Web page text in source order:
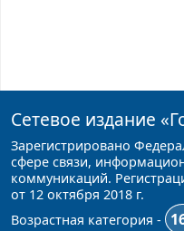
Сетевое издание
Зарегистрировано
сфере связи,
коммуникаций.
от 12 октября 2018 г.
Возрастная категория -